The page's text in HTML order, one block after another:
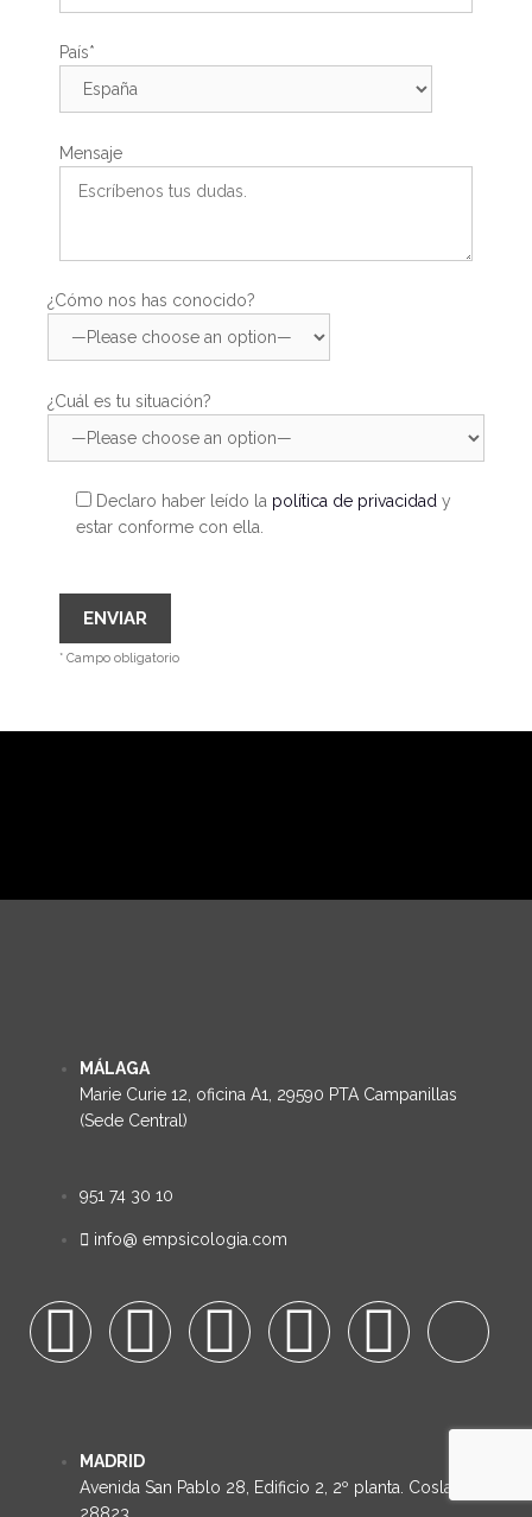
País*
Mensaje
¿Cómo nos has conocido?
¿Cuál es tu situación?
Declaro haber leído la política de privacidad y
estar conforme con ella.
* Campo obligatorio
MÁLAGA
Marie Curie 12, oficina A1, 29590 PTA Campanillas
(Sede Central)
951 74 30 10
info@ empsicologia.com
MADRID
Avenida San Pablo 28, Edificio 2, 2º planta. Coslada